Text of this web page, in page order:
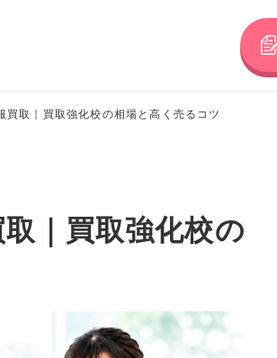
取｜買取強化校の相場と高く売るコツ
｜買取強化校の